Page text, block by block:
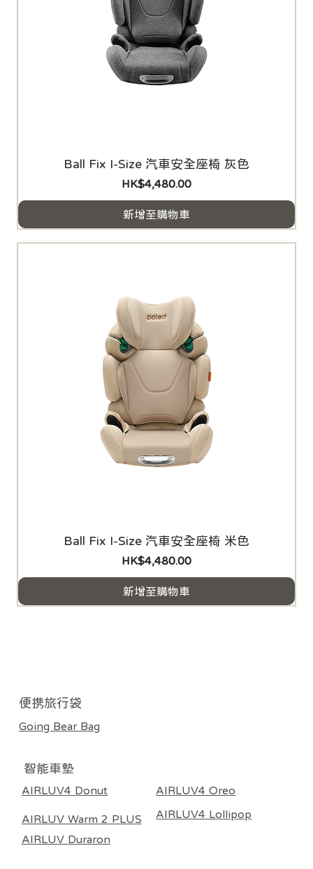
Ball Fix I-Size 汽車安全座椅 灰色
價格
HK$4,480.00
新增至購物車
Ball Fix I-Size 汽車安全座椅 米色
價格
HK$4,480.00
新增至購物車
智能車墊
AIRLUV4 Donut AIRLUV4 Oreo
AIRLUV Warm 2 PLUS AIRLUV4 Lollipop
AIRLUV Duraron
​便携旅行袋
Going Bear Bag